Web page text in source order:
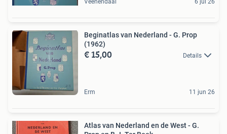
Veenendaal 6 jul 26
Beginatlas van Nederland - G. Prop
(1962)
€ 15,00 Details
Erm 11 jun 26
Atlas van Nederland en de West - G.